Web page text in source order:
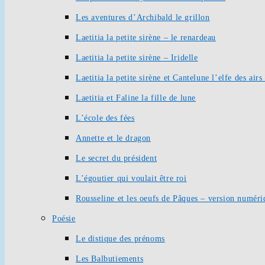
Les aventures d’Archibald le grillon
Laetitia la petite sirène – le renardeau
Laetitia la petite sirène – Iridelle
Laetitia la petite sirène et Cantelune l’elfe des airs
Laetitia et Faline la fille de lune
L’école des fées
Annette et le dragon
Le secret du président
L’égoutier qui voulait être roi
Rousseline et les oeufs de Pâques – version
Poésie
Le distique des prénoms
Les Balbutiements